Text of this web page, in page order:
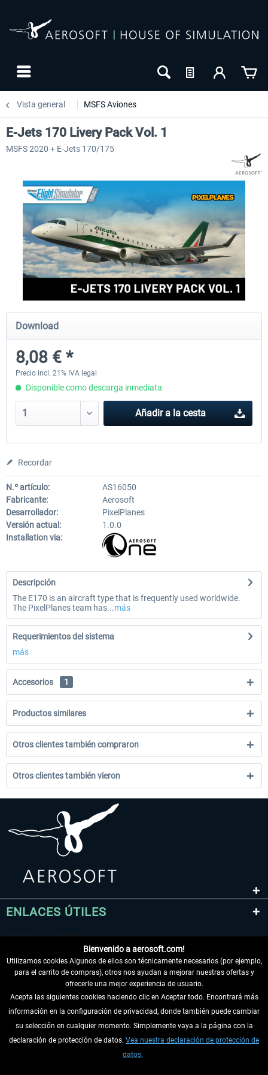
Vista general MSFS Aviones
FlightSim Studio - E-Jets 170/175
40,62 € *
Aerosoft Aircraft A340-
E-Jets 170 Livery Pack Vol. 1
MSFS 2020 + E-Jets 170/175
Download
8,08 € *
Precio incl. 21% IVA legal
Disponible como descarga inmediata
Añadir a la cesta
Recordar
N.º artículo:
AS16050
Fabricante:
Aerosoft
Desarrollador:
PixelPlanes
Versión actual:
1.0.0
Installation via:
Descripción
The E170 is an aircraft type that is frequently used worldwide.
The PixelPlanes team has...más
Requerimientos del sistema
más
Accesorios 1
Productos similares
Otros clientes también compraron
Otros clientes también vieron
ENLACES ÚTILES
DESISTIR DEL CONTRATO
INFORMACIÓN
Bienvenido a aerosoft.com!
Utilizamos cookies Algunos de ellos son técnicamente necesarios (por ejemplo,
para el carrito de compras), otros nos ayudan a mejorar nuestras ofertas y
ofrecerle una mejor experiencia de usuario.
Acepta las siguientes cookies haciendo clic en Aceptar todo. Encontrará más
información en la configuración de privacidad, donde también puede cambiar
su selección en cualquier momento. Simplemente vaya a la página con la
declaración de protección de datos. Vea nuestra declaración de protección de
datos.